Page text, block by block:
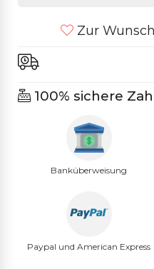
Zur
100% sichere
Banküberweisung
Paypal und American Express